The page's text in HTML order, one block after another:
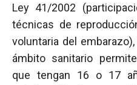
Ley 41/2002
técnicas de
voluntaria del
ámbito sanitario
que tengan 16 o 17